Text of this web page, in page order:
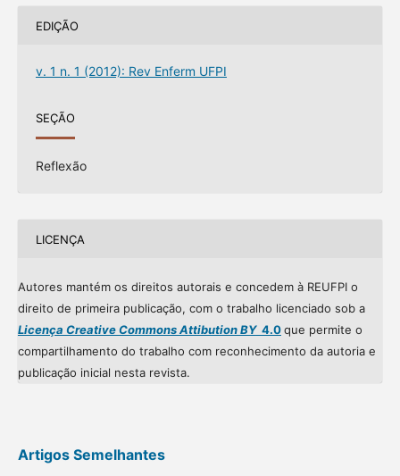
EDIÇÃO
v. 1 n. 1 (2012): Rev Enferm UFPI
SEÇÃO
Reflexão
LICENÇA
Autores mantém os direitos autorais e concedem à REUFPI o
direito de primeira publicação, com o trabalho licenciado sob a
Licença Creative Commons Attibution BY4.0que permite o
compartilhamento do trabalho com reconhecimento da autoria e
publicação inicial nesta revista.
Artigos Semelhantes